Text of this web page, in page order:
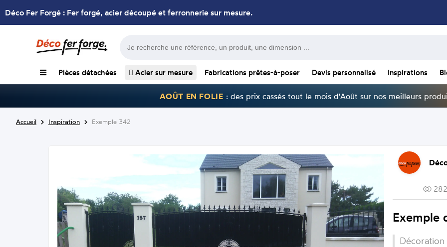
Déco Fer Forgé : Fer forgé, acier découpé et ferronnerie sur mesure.
Pièces détachées Acier sur mesure Fabrications prêtes-à-poser Devis personnalisé Inspirations
AOÛT EN FOLIE : des prix cassés tout le mois d'Août sur nos meilleurs
Accueil Inspiration Exemple 342
282
Exemple